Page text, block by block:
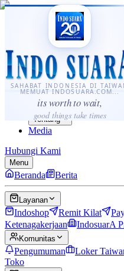
SAHABAT INDONESIA DI
MEMUAT INDOSUARA.COM...
its worth to wait,
good things take times
·...
⌘K
Sahabat Indonesia di
Berita
Layanan
Komunitas
Panduan
Tentang
Media
Hubungi Kami
Menu
Beranda Berita
Layanan
Indoshop Remit Kilat
Ketenagakerjaan
IndosuarA
Komunitas
Pengumuman Loker
Toko